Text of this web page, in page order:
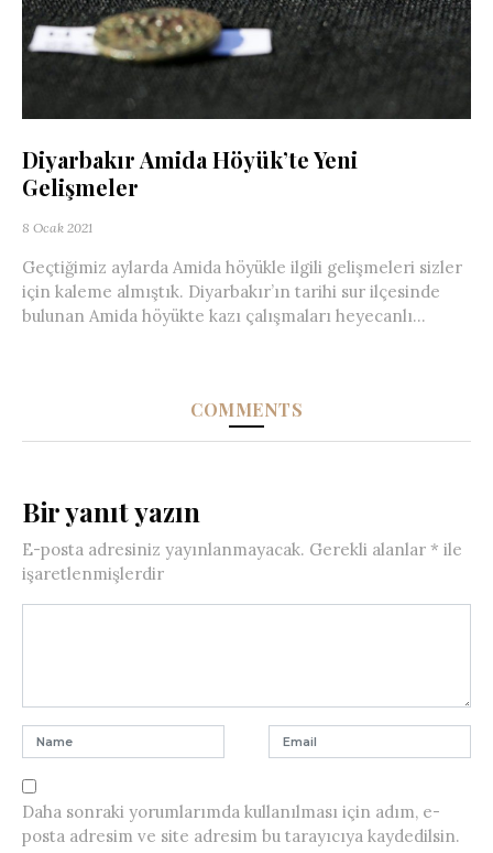
Diyarbakır Amida Höyük’te Yeni
Gelişmeler
8 Ocak 2021
Geçtiğimiz aylarda Amida höyükle ilgili gelişmeleri sizler
için kaleme almıştık. Diyarbakır’ın tarihi sur ilçesinde
bulunan Amida höyükte kazı çalışmaları heyecanlı...
COMMENTS
Bir yanıt yazın
E-posta adresiniz yayınlanmayacak. Gerekli alanlar * ile
işaretlenmişlerdir
Daha sonraki yorumlarımda kullanılması için adım, e-
posta adresim ve site adresim bu tarayıcıya kaydedilsin.